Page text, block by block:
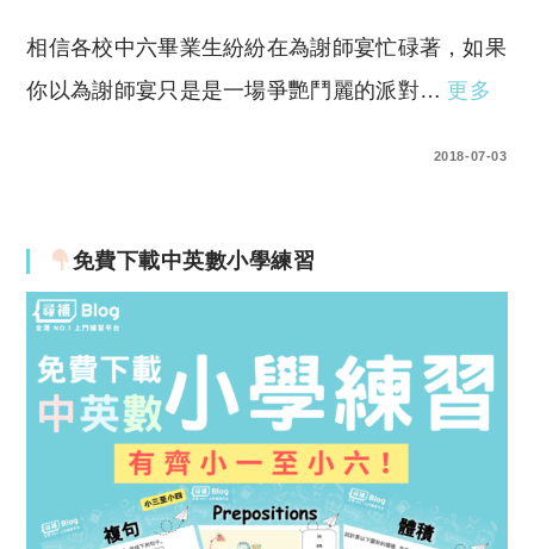
相信各校中六畢業生紛紛在為謝師宴忙碌著，如果
你以為謝師宴只是是一場爭艷鬥麗的派對… 更多
2018-07-03
免費下載中英數小學練習